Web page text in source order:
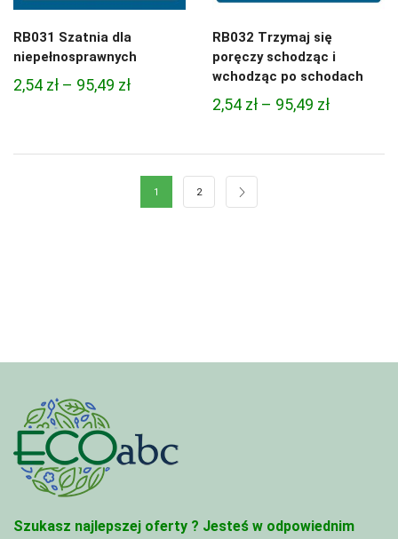
RB031 Szatnia dla
niepełnosprawnych
2,54 zł – 95,49 złZakres
2,54 zł
do
95,49 zł
RB032 Trzymaj się
poręczy schodząc i
wchodząc po schodach
2,54 zł – 95,49 złZakres
od
1 2
Szukasz najlepszej oferty ? Jesteś w odpowiednim